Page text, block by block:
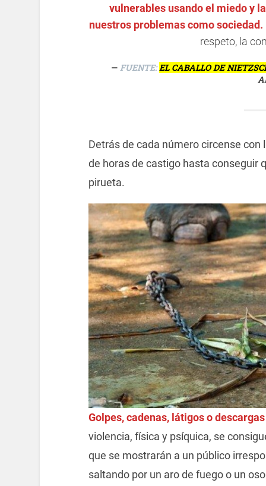
vulnerables usando el miedo y
nuestros problemas como sociedad.
respeto, la
FUENTE:EL CABALLO DE
Detrás de cada número circense
de horas de castigo hasta conseguir
pirueta.
Golpes, cadenas, látigos o
violencia, física y psíquica, se
que se mostrarán a un público
saltando por un aro de fuego o un